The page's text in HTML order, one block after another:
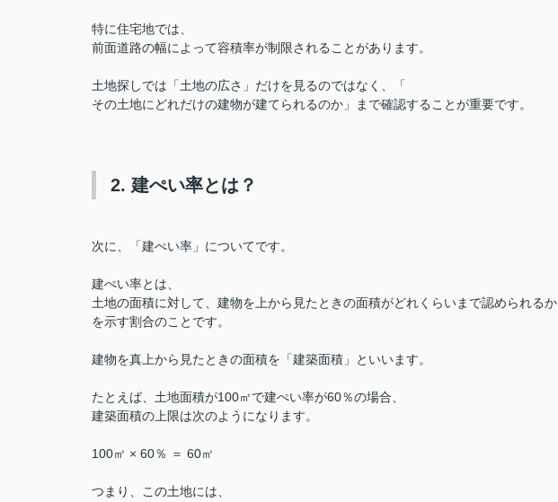
特に住宅地では、
前面道路の幅によって容積率が制限されることがあります。
土地探しでは「土地の広さ」だけを見るのではなく、「
その土地にどれだけの建物が建てられるのか」まで確認することが重要です。
2. 建ぺい率とは？
次に、「建ぺい率」についてです。
建ぺい率とは、
土地の面積に対して、建物を上から見たときの面積がどれくらいまで認められるか
を示す割合のことです。
建物を真上から見たときの面積を「建築面積」といいます。
たとえば、土地面積が100㎡で建ぺい率が60％の場合、
建築面積の上限は次のようになります。
100㎡ × 60％ ＝ 60㎡
つまり、この土地には、